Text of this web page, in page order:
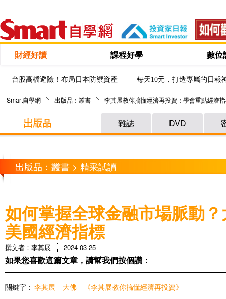
財經好讀 課程好學 數位
台股高檔避險！布局日本防禦資產 每天10元，打造專屬的日報
Smart自學網 出版品：叢書 李其展教你搞懂經濟再投資：學會重點經濟
雜誌 DVD
出版品：叢書 > 精采試讀
如何掌握全球金融市場脈動
美國經濟指標
撰文者：李其展 2024-03-25
如果您喜歡這篇文章，請幫我們按個讚：
關鍵字： 李其展 大佛 《李其展教你搞懂經濟再投資》